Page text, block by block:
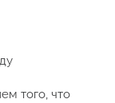
того, что